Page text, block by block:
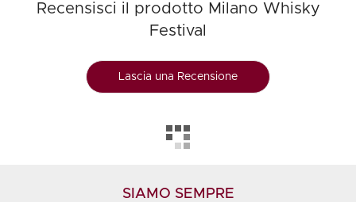
Recensisci il prodotto Milano Whisky
Festival
Lascia una Recensione
SIAMO SEMPRE